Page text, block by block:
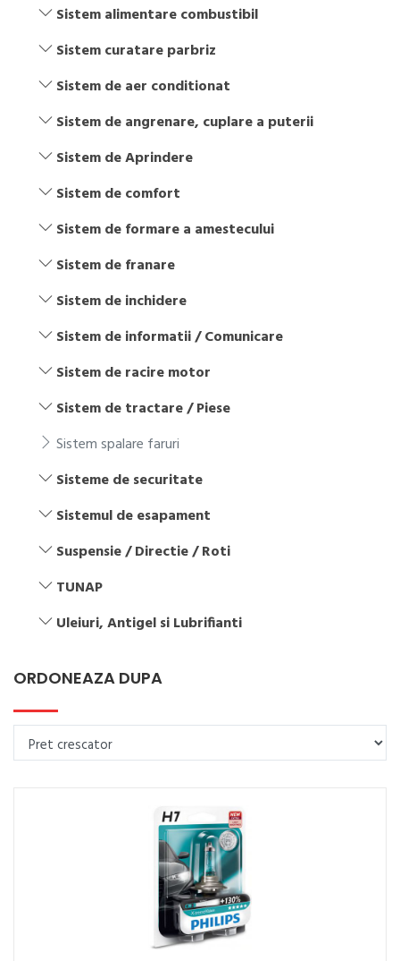
Sistem alimentare combustibil
Sistem curatare parbriz
Sistem de aer conditionat
Sistem de angrenare, cuplare a puterii
Sistem de Aprindere
Sistem de comfort
Sistem de formare a amestecului
Sistem de franare
Sistem de inchidere
Sistem de informatii / Comunicare
Sistem de racire motor
Sistem de tractare / Piese
Sistem spalare faruri
Sisteme de securitate
Sistemul de esapament
Suspensie / Directie / Roti
TUNAP
Uleiuri, Antigel si Lubrifianti
ORDONEAZA DUPA